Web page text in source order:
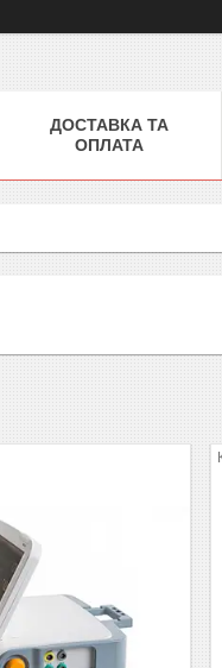
ДОСТАВКА ТА
ОПЛАТА